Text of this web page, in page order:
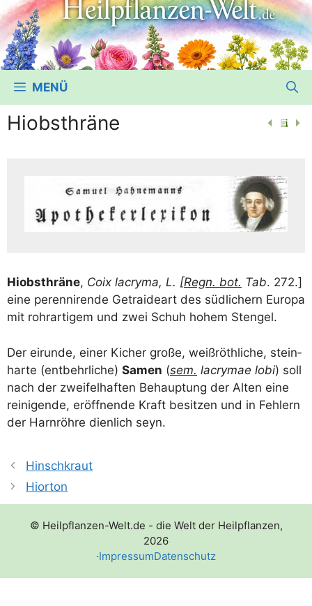
MENÜ
Hiobsthräne
Hiobst­hrä­ne, Coix lacryma, L. [Regn. bot. Tab. 272.]
eine peren­ni­ren­de Getrai­de­art des süd­li­chern Euro­pa
mit rohr­ar­ti­gem und zwei Schuh hohem Stengel.
Der eirun­de, einer Kicher gro­ße, weiß­röth­li­che, stein­
har­te (ent­behr­li­che) Samen (sem. lacrymae lobi) soll
nach der zwei­fel­haf­ten Behaup­tung der Alten eine
rei­ni­gen­de, eröff­nen­de Kraft besit­zen und in Feh­lern
der Harn­röh­re dien­lich seyn.
Hinschkraut
Hiorton
© Heilpflanzen-Welt.de - die Welt der Heilpflanzen,
2026
·ImpressumDatenschutz